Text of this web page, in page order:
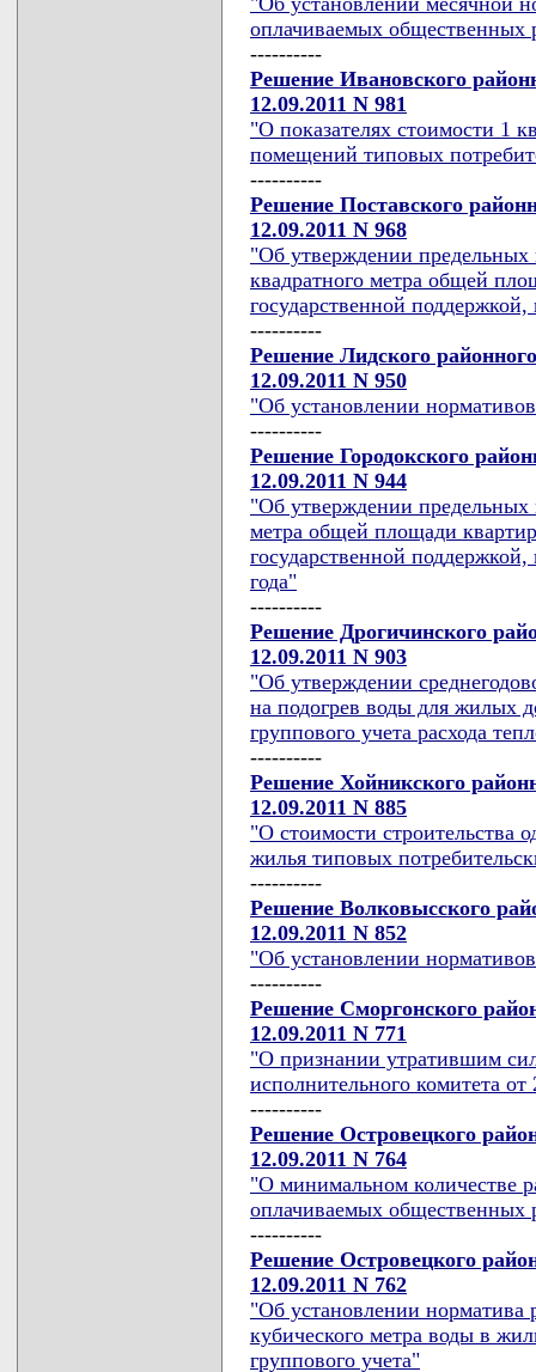
оплачиваемых общественных
----------
Решение Ивановского
12.09.2011 N 981
"О показателях стоимости 1
помещений типовых
----------
Решение Поставского
12.09.2011 N 968
"Об утверждении предельных
квадратного метра общей
государственной поддержкой,
----------
Решение Лидского
12.09.2011 N 950
"Об установлении
----------
Решение Городокского
12.09.2011 N 944
"Об утверждении предельных
метра общей площади
государственной
года"
----------
Решение Дрогичинского
12.09.2011 N 903
"Об утверждении
на подогрев воды для жилых
группового учета расхода
----------
Решение Хойникского
12.09.2011 N 885
"О стоимости строительства
жилья типовых
----------
Решение Волковысского
12.09.2011 N 852
"Об установлении
----------
Решение Сморгонского
12.09.2011 N 771
"О признании утратившим
исполнительного комитета
----------
Решение Островецкого
12.09.2011 N 764
"О минимальном количестве
оплачиваемых общественных
----------
Решение Островецкого
12.09.2011 N 762
"Об установлении норматива
кубического метра воды в
группового учета"